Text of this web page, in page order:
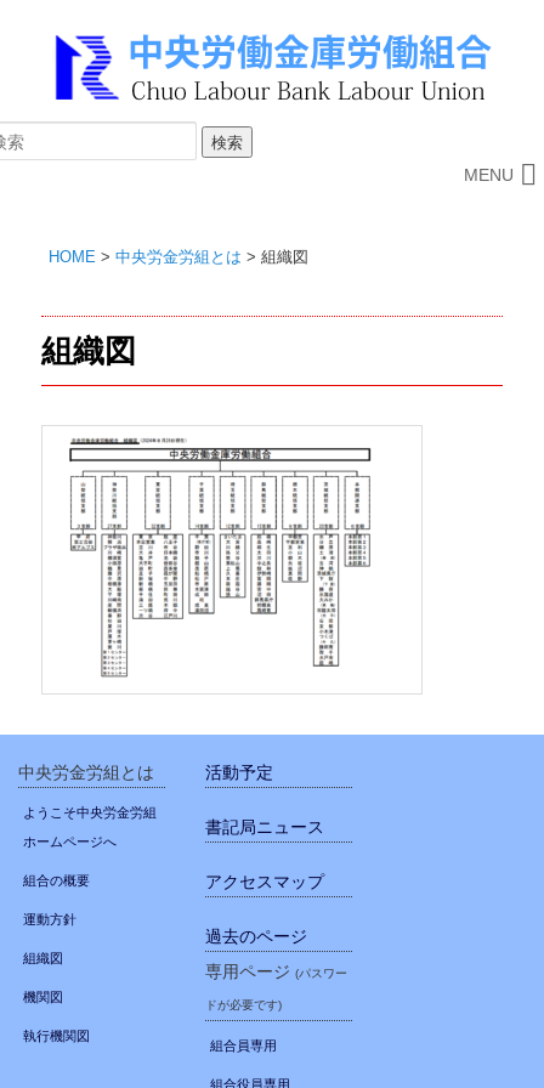
MENU
HOME > 中央労金労組とは > 組織図
組織図
中央労金労組とは
ようこそ中央労金労組
ホームページへ
組合の概要
運動方針
組織図
機関図
執行機関図
活動予定
書記局ニュース
アクセスマップ
過去のページ
専用ページ(パスワー
ドが必要です)
組合員専用
組合役員専用